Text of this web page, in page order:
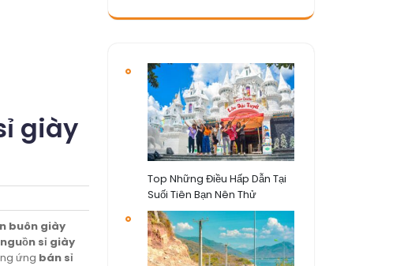
giày
buôn giày
nguồn sỉ giày
ứng bán sỉ
Top Những Điều Hấp Dẫn Tại
Suối Tiên Bạn Nên Thử